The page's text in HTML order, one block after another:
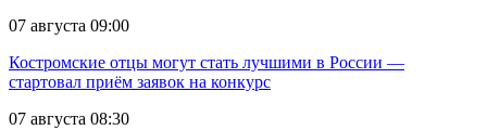
07 августа 09:00
Костромские отцы могут стать лучшими в России —
стартовал приём заявок на конкурс
07 августа 08:30